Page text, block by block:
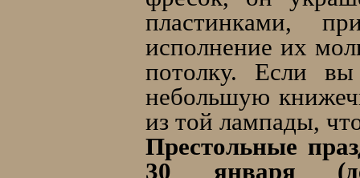
пластинками,
исполнение их
потолку. Если
небольшую
из той лампады,
Престольные
30 января